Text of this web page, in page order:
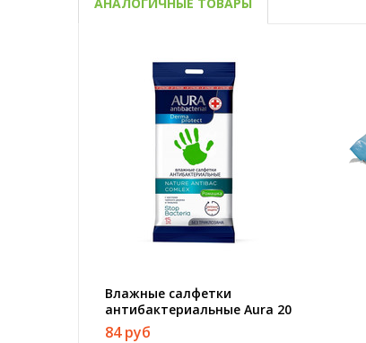
Влажные салфетки
антибактериальные Aura 20
штук в упаковке
84 руб